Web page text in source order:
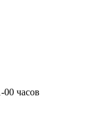
00 часов